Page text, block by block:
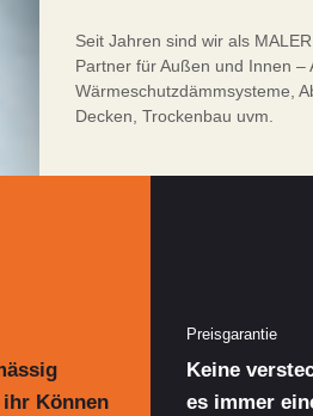
Seit Jahren sind wir als
Partner für Außen und Innen –
Wärmeschutzdämmsysteme,
Decken, Trockenbau uvm.
Können
Preisgarantie
Keine
es immer